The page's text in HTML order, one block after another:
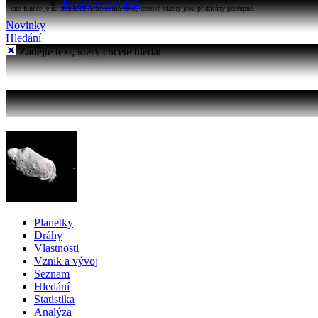
Katalogy objektů
Tato funkce je na stránkách Astronomia nová, testové otázky jsou přidávány postupně...
Novinky
Hledání
Zadejte text, který chcete hledat
Planetky
Dráhy
Vlastnosti
Vznik a vývoj
Seznam
Hledání
Statistika
Analýza